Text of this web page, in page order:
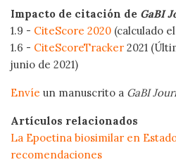
Impacto de citación de GaBI
1.9 - CiteScore 2020 (calculado
1.6 - CiteScoreTracker 2021
junio de 2021)
Envíe un manuscrito a GaBI
Artículos relacionados
La Epoetina biosimilar en
recomendaciones